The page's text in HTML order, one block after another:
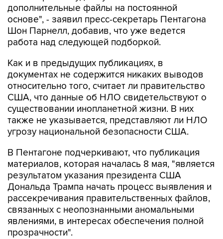
дополнительные файлы на постоянной
основе", - заявил пресс-секретарь Пентагона
Шон Парнелл, добавив, что уже ведется
работа над следующей подборкой.
Как и в предыдущих публикациях, в
документах не содержится никаких выводов
относительно того, считает ли правительство
США, что данные об НЛО свидетельствуют о
существовании инопланетной жизни. В них
также не указывается, представляют ли НЛО
угрозу национальной безопасности США.
В Пентагоне подчеркивают, что публикация
материалов, которая началась 8 мая, "является
результатом указания президента США
Дональда Трампа начать процесс выявления и
рассекречивания правительственных файлов,
связанных с неопознанными аномальными
явлениями, в интересах обеспечения полной
прозрачности".